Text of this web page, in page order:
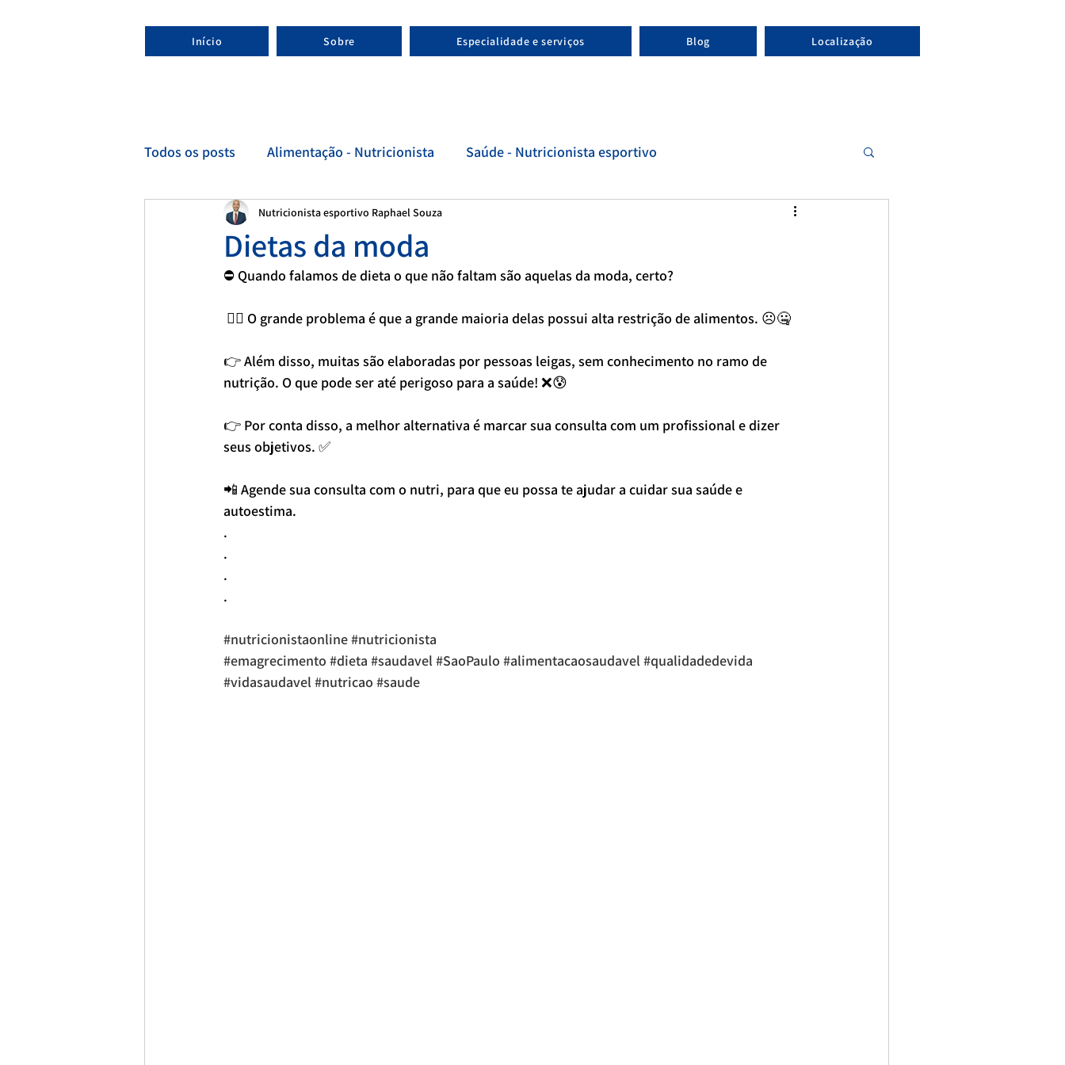
Início Sobre Especialidade e serviços Blog Localização
Todos os posts Alimentação - Nutricionista Saúde - Nutricionista esportivo
Esporte - Nutricionista esportivo Evolução - Nutricionista esportivo
Dietas da moda
Nutricionista esportivo Raphael Souza
⛔ Quando falamos de dieta o que não faltam são aquelas da moda, certo?
🤷‍♀️ O grande problema é que a grande maioria delas possui alta restrição de alimentos. ☹️🤐
👉 Além disso, muitas são elaboradas por pessoas leigas, sem conhecimento no ramo de
nutrição. O que pode ser até perigoso para a saúde! ❌😰
👉 Por conta disso, a melhor alternativa é marcar sua consulta com um profissional e dizer
seus objetivos. ✅
📲 Agende sua consulta com o nutri, para que eu possa te ajudar a cuidar sua saúde e
autoestima.
.
.
.
.
#nutricionistaonline#nutricionista
#emagrecimento #dieta #saudavel #SaoPaulo #alimentacaosaudavel #qualidadedevida
#vidasaudavel #nutricao #saude